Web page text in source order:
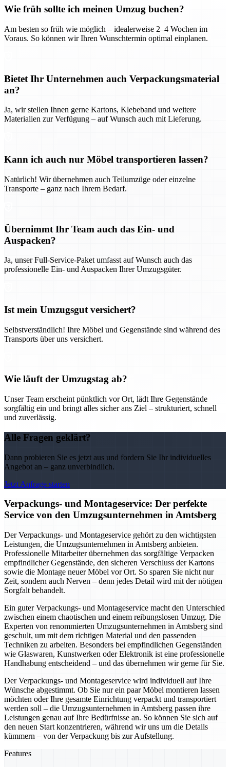
Wie früh sollte ich meinen Umzug buchen?
Am besten so früh wie möglich – idealerweise 2–4 Wochen im
Voraus. So können wir Ihren Wunschtermin optimal einplanen.
Bietet Ihr Unternehmen auch Verpackungsmaterial
an?
Ja, wir stellen Ihnen gerne Kartons, Klebeband und weitere
Materialien zur Verfügung – auf Wunsch auch mit Lieferung.
Kann ich auch nur Möbel transportieren lassen?
Natürlich! Wir übernehmen auch Teilumzüge oder einzelne
Transporte – ganz nach Ihrem Bedarf.
Übernimmt Ihr Team auch das Ein- und
Auspacken?
Ja, unser Full-Service-Paket umfasst auf Wunsch auch das
professionelle Ein- und Auspacken Ihrer Umzugsgüter.
Ist mein Umzugsgut versichert?
Selbstverständlich! Ihre Möbel und Gegenstände sind während des
Transports über uns versichert.
Wie läuft der Umzugstag ab?
Unser Team erscheint pünktlich vor Ort, lädt Ihre Gegenstände
sorgfältig ein und bringt alles sicher ans Ziel – strukturiert, schnell
und zuverlässig.
Alle Fragen geklärt?
Dann probieren Sie es jetzt aus und fordern Sie Ihr individuelles
Angebot an – ganz unverbindlich.
Jetzt Anfrage starten
Verpackungs- und Montageservice: Der perfekte
Service von den Umzugsunternehmen in Amtsberg
Der Verpackungs- und Montageservice gehört zu den wichtigsten
Leistungen, die Umzugsunternehmen in Amtsberg anbieten.
Professionelle Mitarbeiter übernehmen das sorgfältige Verpacken
empfindlicher Gegenstände, den sicheren Verschluss der Kartons
sowie die Montage neuer Möbel vor Ort. So sparen Sie nicht nur
Zeit, sondern auch Nerven – denn jedes Detail wird mit der nötigen
Sorgfalt behandelt.
Ein guter Verpackungs- und Montageservice macht den Unterschied
zwischen einem chaotischen und einem reibungslosen Umzug. Die
Experten von renommierten Umzugsunternehmen in Amtsberg sind
geschult, um mit dem richtigen Material und den passenden
Techniken zu arbeiten. Besonders bei empfindlichen Gegenständen
wie Glaswaren, Kunstwerken oder Elektronik ist eine professionelle
Handhabung entscheidend – und das übernehmen wir gerne für Sie.
Der Verpackungs- und Montageservice wird individuell auf Ihre
Wünsche abgestimmt. Ob Sie nur ein paar Möbel montieren lassen
möchten oder Ihre gesamte Einrichtung verpackt und transportiert
werden soll – die Umzugsunternehmen in Amtsberg passen ihre
Leistungen genau auf Ihre Bedürfnisse an. So können Sie sich auf
den neuen Start konzentrieren, während wir uns um die Details
kümmern – von der Verpackung bis zur Aufstellung.
Features